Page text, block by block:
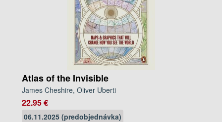
Atlas of the Invisible
James Cheshire, Oliver Uberti
22.95 €
06.11.2025 (predobjednávka)